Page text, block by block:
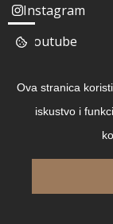
Instagram
Youtube
Copyright ©
Ova stranica
iskustvo i